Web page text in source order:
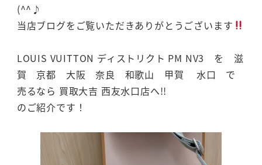
(^^♪
当店ブログをご覧いただきありがとうございます
LOUIS VUITTON ディストリクト PM NV3 を 滋
賀 京都 大阪 奈良 和歌山 甲賀 水口 で
売るなら 買取大吉 西友水口店へ!!
のご紹介です！